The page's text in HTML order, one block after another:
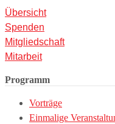
Übersicht
Spenden
Mitgliedschaft
Mitarbeit
Programm
Vorträge
Einmalige